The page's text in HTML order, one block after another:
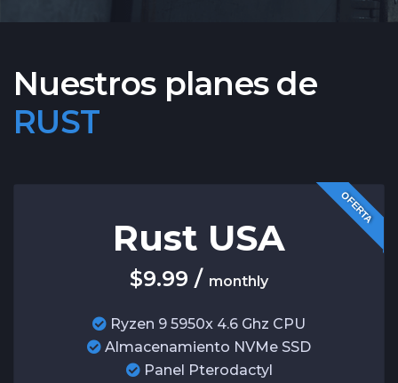
Nuestros planes de
RUST
OFERTA
Rust USA
$9.99 / monthly
Ryzen 9 5950x 4.6 Ghz CPU
Almacenamiento NVMe SSD
Panel Pterodactyl